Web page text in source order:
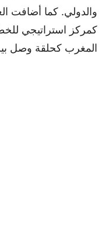
والدولي. كما أضافت
كمركز استراتيجي
المغرب كحلقة وصل